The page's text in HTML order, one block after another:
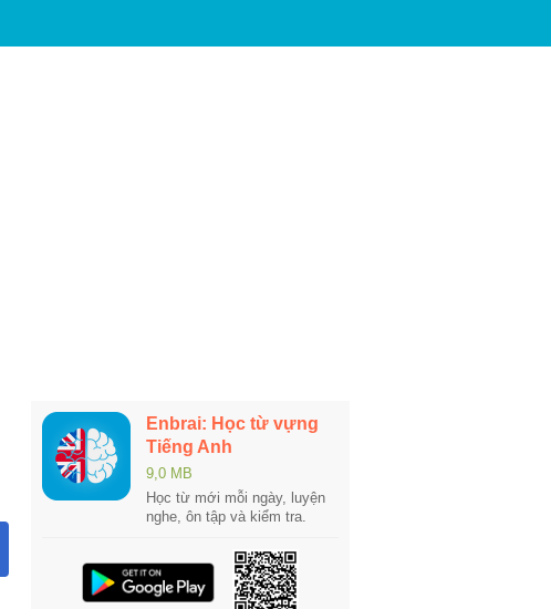
Enbrai: Học từ vựng
Tiếng Anh
9,0 MB
Học từ mới mỗi ngày, luyện
nghe, ôn tập và kiểm tra.